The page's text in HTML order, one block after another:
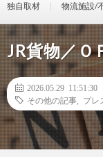
独自取材 物流施設/
JR貨物／Ｏ
2026.05.29 11:51:30
その他の記事
プレ